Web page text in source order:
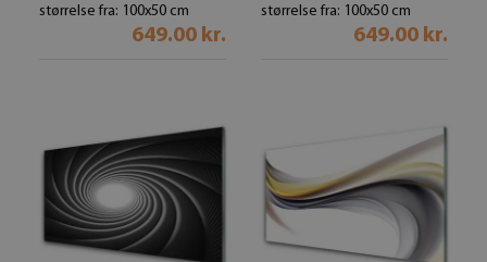
størrelse fra: 100x50 cm
649.00 kr.
størrelse fra: 100x50 cm
649.00 kr.